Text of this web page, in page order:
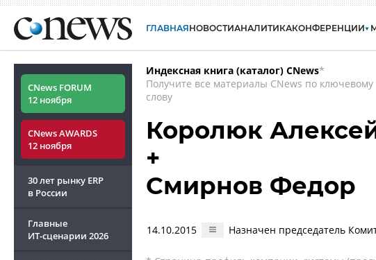
ГЛАВНАЯНОВОСТИАНАЛИТИКАКОНФЕРЕНЦИИ
CNews FORUM
12 ноября
CNews AWARDS
12 ноября
30 лет рынку ERP
в России
Главные
ИТ-сценарии 2026
Индексная книга (каталог) CNews*
Получите все материалы CNews по ключевому
слову
Королюк
+
Смирнов Федор
14.10.2015 Назначен председатель